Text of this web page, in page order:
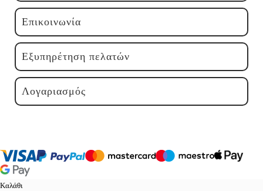
Επικοινωνία
Εξυπηρέτηση πελατών
Λογαριασμός
Καλάθι